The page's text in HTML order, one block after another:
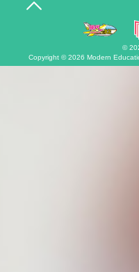
n
©
Copyright © 2026 Modern